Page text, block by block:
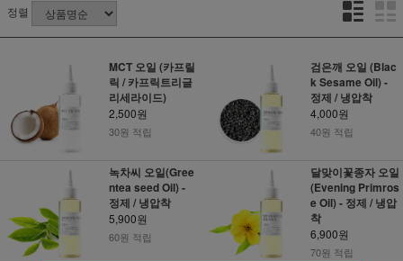
정렬
MCT 오일 (카프릴
릭 / 카프릭트리글
리세라이드)
2,500원
30원 적립
검은깨 오일 (Blac
k Sesame Oil) -
정제 / 냉압착
4,000원
40원 적립
녹차씨 오일(Gree
ntea seed Oil) -
정제 / 냉압착
5,900원
60원 적립
달맞이꽃종자 오일
(Evening Primros
e Oil) - 정제 / 냉압
착
6,900원
70원 적립